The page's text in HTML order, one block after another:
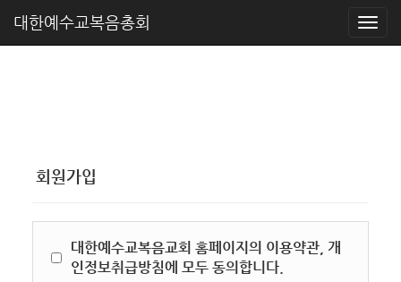
대한예수교복음총회
회원가입
대한예수교복음교회 홈페이지의 이용약관, 개
인정보취급방침에 모두 동의합니다.